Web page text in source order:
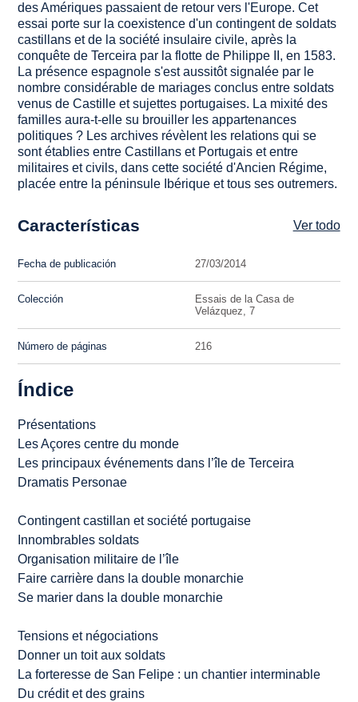
des Amériques passaient de retour vers l'Europe. Cet
essai porte sur la coexistence d'un contingent de soldats
castillans et de la société insulaire civile, après la
conquête de Terceira par la flotte de Philippe II, en 1583.
La présence espagnole s'est aussitôt signalée par le
nombre considérable de mariages conclus entre soldats
venus de Castille et sujettes portugaises. La mixité des
familles aura-t-elle su brouiller les appartenances
politiques ? Les archives révèlent les relations qui se
sont établies entre Castillans et Portugais et entre
militaires et civils, dans cette société d'Ancien Régime,
placée entre la péninsule Ibérique et tous ses outremers.
Características Ver todo
Fecha de publicación 27/03/2014
Colección
Essais de la Casa de
Velázquez, 7
Número de páginas 216
Índice
Présentations
Les Açores centre du monde
Les principaux événements dans l’île de Terceira
Dramatis Personae
Contingent castillan et société portugaise
Innombrables soldats
Organisation militaire de l’île
Faire carrière dans la double monarchie
Se marier dans la double monarchie
Tensions et négociations
Donner un toit aux soldats
La forteresse de San Felipe : un chantier interminable
Du crédit et des grains